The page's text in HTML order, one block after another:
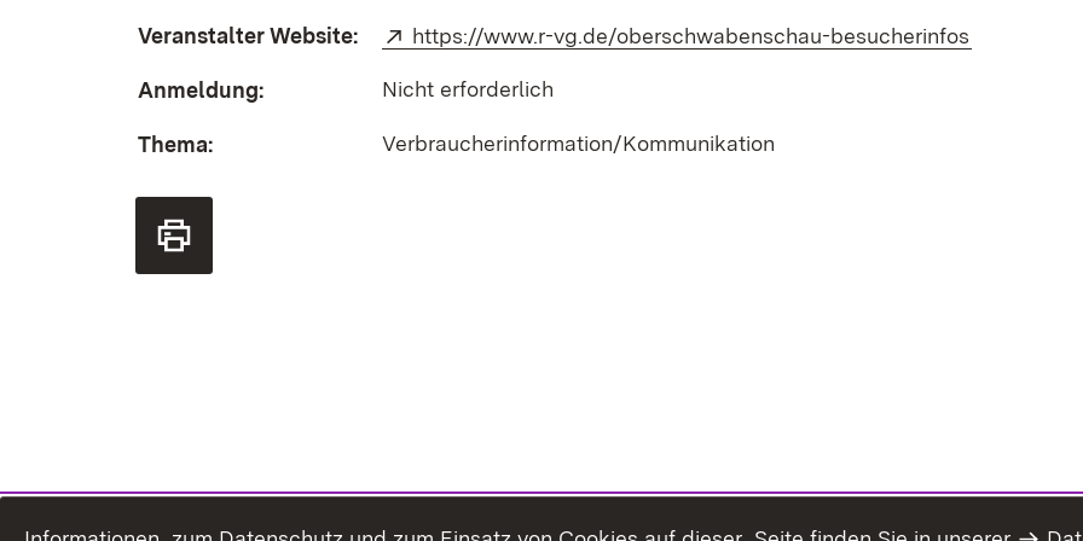
Veranstalter Website: Extern:
https://www.r-vg.de/oberschwabenschau-besucherinfos
Anmeldung: Nicht erforderlich
Thema: Verbraucherinformation/Kommunikation